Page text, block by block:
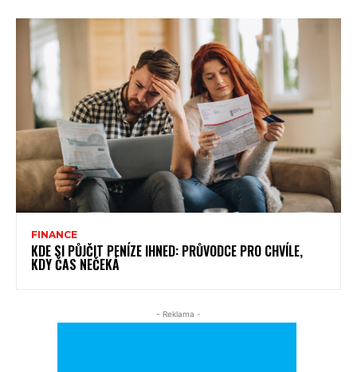
FINANCE
KDE SI PŮJČIT PENÍZE IHNED: PRŮVODCE PRO CHVÍLE,
KDY ČAS NEČEKÁ
- Reklama -